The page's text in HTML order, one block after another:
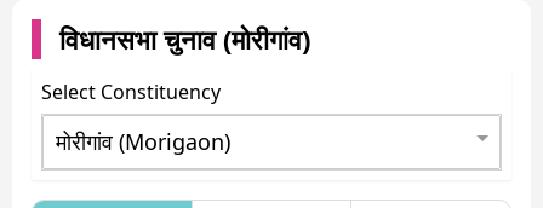
विधानसभा चुनाव (मोरीगांव)
Select Constituency